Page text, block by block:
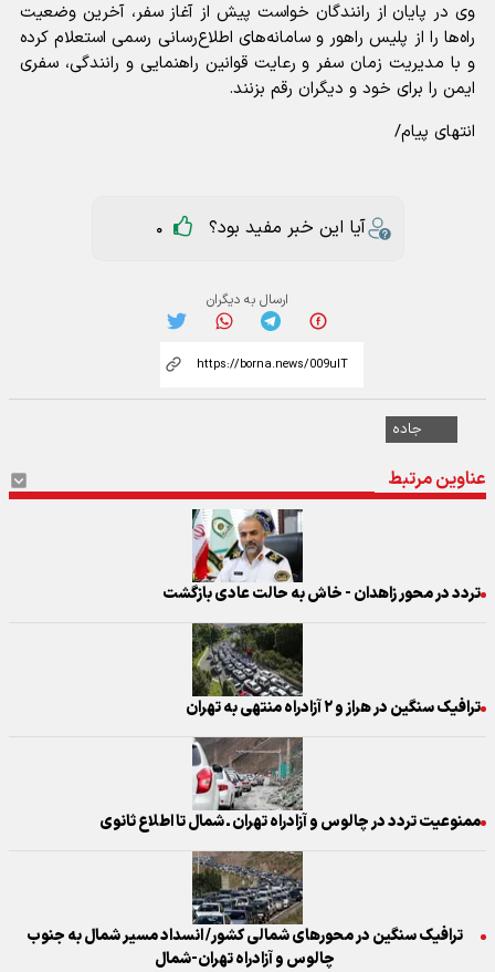
وی در پایان از رانندگان خواست پیش از آغاز سفر، آخرین وضعیت
راه‌ها را از پلیس راهور و سامانه‌های اطلاع‌رسانی رسمی استعلام کرده
و با مدیریت زمان سفر و رعایت قوانین راهنمایی و رانندگی، سفری
ایمن را برای خود و دیگران رقم بزنند.
انتهای پیام/
آیا این خبر مفید بود؟ 0
ارسال به دیگران
جاده
عناوین مرتبط
تردد در محور زاهدان - خاش به حالت عادی بازگشت
ترافیک سنگین در هراز و ۲ آزادراه منتهی به تهران
ممنوعیت تردد در چالوس و آزادراه تهران ـ شمال تا اطلاع ثانوی
ترافیک سنگین در محورهای شمالی کشور/ انسداد مسیر شمال به جنوب
چالوس و آزادراه تهران-شمال